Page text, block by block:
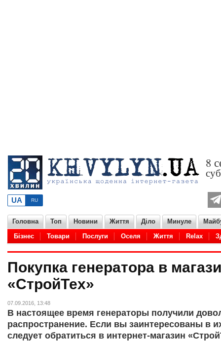
8
Головна Топ Новини Життя Діло Минуле
Бізнес
Товари Послуги Оселя Життя Relax
Adult Кухня Hi-Tech IT Дело Авто Товары
Покупка генератора в
«СтройТех»
07.09.2016, 13:48
В настоящее время генераторы получили
распространение. Если вы заинтересованы в
следует обратиться в интернет-магазин